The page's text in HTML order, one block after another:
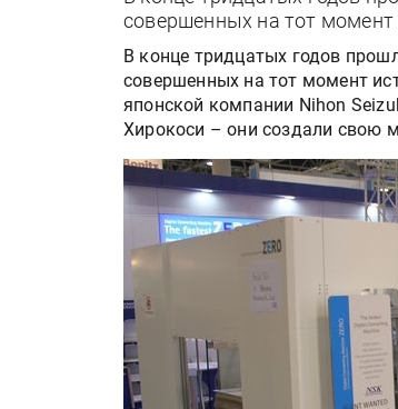
совершенных на тот момент
В конце тридцатых годов
совершенных на тот момент
японской компании Nihon
Хирокоси – они создали свою